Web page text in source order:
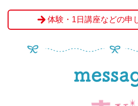
体験・1日講座などの申